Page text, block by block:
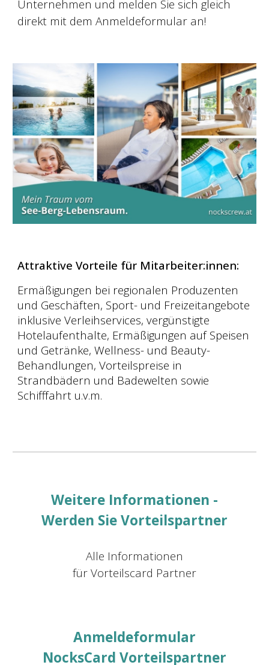
Unternehmen und melden Sie sich gleich
direkt mit dem Anmeldeformular an!
Attraktive Vorteile für Mitarbeiter:innen:
Ermäßigungen bei regionalen Produzenten
und Geschäften, Sport- und Freizeitangebote
inklusive Verleihservices, vergünstigte
Hotelaufenthalte, Ermäßigungen auf Speisen
und Getränke, Wellness- und Beauty-
Behandlungen,Vorteilspreise in
Strandbädern und Badewelten sowie
Schifffahrt u.v.m.
Weitere Informationen -
Werden Sie Vorteilspartner
Alle Informationen
für Vorteilscard Partner
Anmeldeformular
NocksCard Vorteilspartner